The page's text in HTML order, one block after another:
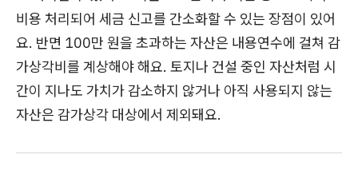
비용 처리되어 세금 신고를 간소화할 수 있는 장점이 있어
요. 반면 100만 원을 초과하는 자산은 내용연수에 걸쳐 감
가상각비를 계상해야 해요. 토지나 건설 중인 자산처럼 시
간이 지나도 가치가 감소하지 않거나 아직 사용되지 않는
자산은 감가상각 대상에서 제외돼요.